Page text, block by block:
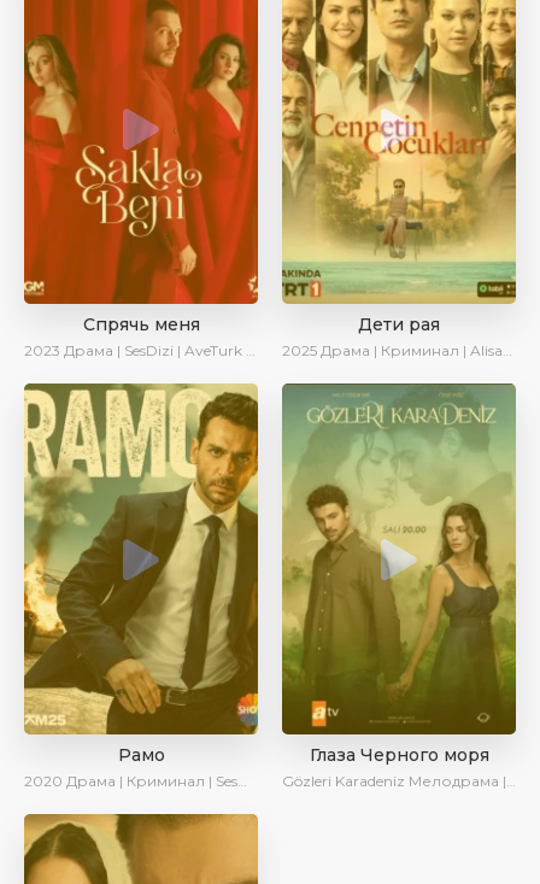
Спрячь меня
2023 Драма | SesDizi | AveTurk | AlisaDirilis | Сериалы 2023
Дети рая
2025 Драма | Криминал | AlisaDirilis | Новинки | Сериалы 2025
Рамо
2020 Драма | Криминал | SesDizi | Ирина Котова
Глаза Черного моря
Gözleri Karadeniz Мелодрама | Драма | Новинки | Сериалы 2025